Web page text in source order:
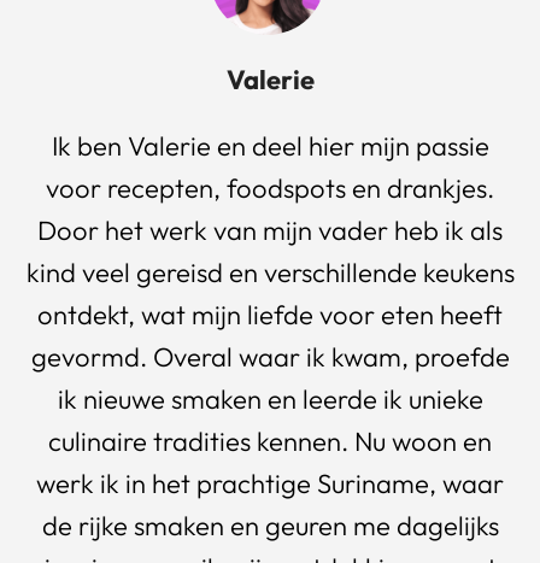
Valerie
Ik ben Valerie en deel hier mijn passie
voor recepten, foodspots en drankjes.
Door het werk van mijn vader heb ik als
kind veel gereisd en verschillende keukens
ontdekt, wat mijn liefde voor eten heeft
gevormd. Overal waar ik kwam, proefde
ik nieuwe smaken en leerde ik unieke
culinaire tradities kennen. Nu woon en
werk ik in het prachtige Suriname, waar
de rijke smaken en geuren me dagelijks